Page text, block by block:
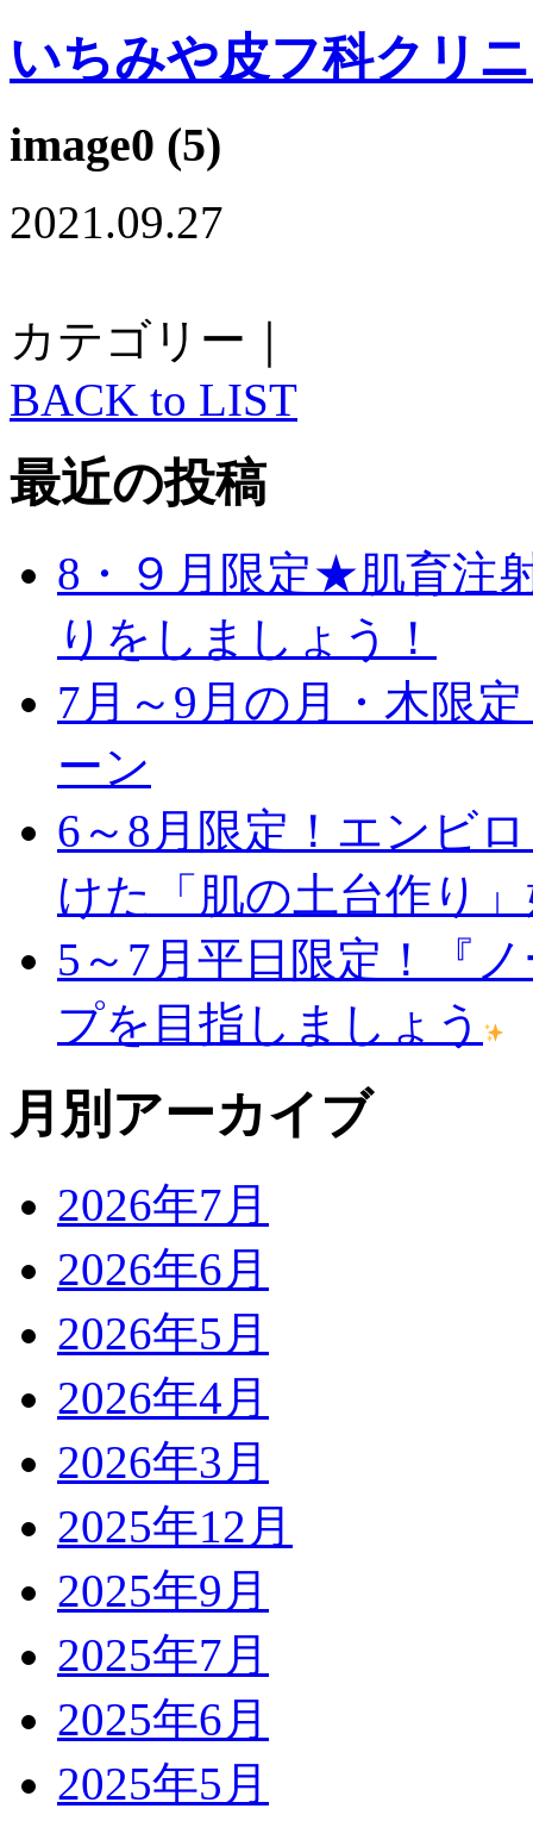
いちみや皮フ科クリ
image0 (5)
2021.09.27
カテゴリー｜
BACK to LIST
最近の投稿
8・９月限定★肌育注
りをしましょう！
7月～9月の月・木限
ーン
6～8月限定！エンビ
けた「肌の土台作り
5～7月平日限定！『
プを目指しましょう
月別アーカイブ
2026年7月
2026年6月
2026年5月
2026年4月
2026年3月
2025年12月
2025年9月
2025年7月
2025年6月
2025年5月